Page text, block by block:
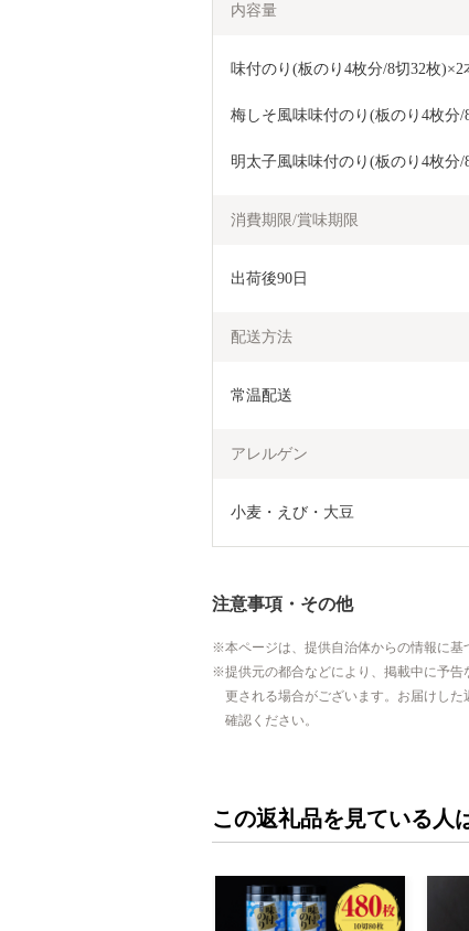
内容量
味付のり(板のり4枚分/8切32枚)×2
梅しそ風味味付のり(板のり4枚分/
明太子風味味付のり(板のり4枚分/
消費期限/賞味期限
出荷後90日
配送方法
常温配送
アレルゲン
小麦・えび・大豆
注意事項・その他
本ページは、提供自治体からの情報に基
提供元の都合などにより、掲載中に予
更される場合がございます。お届けし
確認ください。
この返礼品を見ている人